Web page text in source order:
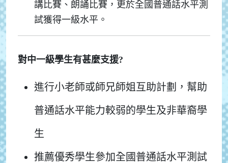
講比賽、朗誦比賽，更於全國普通話水平測
試獲得一級水平。
對中一級學生有甚麼支援?
進行小老師或師兄師姐互助計劃，幫助
普通話水平能力較弱的學生及非華裔學
生
推薦優秀學生參加全國普通話水平測試